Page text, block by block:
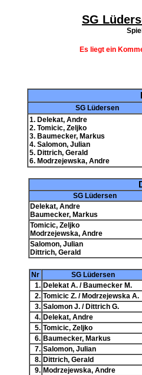
SG
Es liegt ein
SG Lüdersen
1. Delekat, Andre
2. Tomicic, Zeljko
3. Baumecker, Markus
4. Salomon, Julian
5. Dittrich, Gerald
6. Modrzejewska, Andre
SG Lüdersen
Delekat, Andre
Baumecker, Markus
Tomicic, Zeljko
Modrzejewska, Andre
Salomon, Julian
Dittrich, Gerald
Nr
SG Lüdersen
1. Delekat A. / Baumecker M.
2. Tomicic Z. / Modrzejewska A.
3. Salomon J. / Dittrich G.
4. Delekat, Andre
5. Tomicic, Zeljko
6. Baumecker, Markus
7. Salomon, Julian
8. Dittrich, Gerald
9. Modrzejewska, Andre